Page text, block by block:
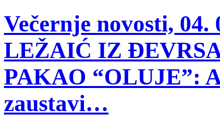
Večernje novosti,
LEŽAIĆ IZ
PAKAO “OLUJE”:
zaustavi…